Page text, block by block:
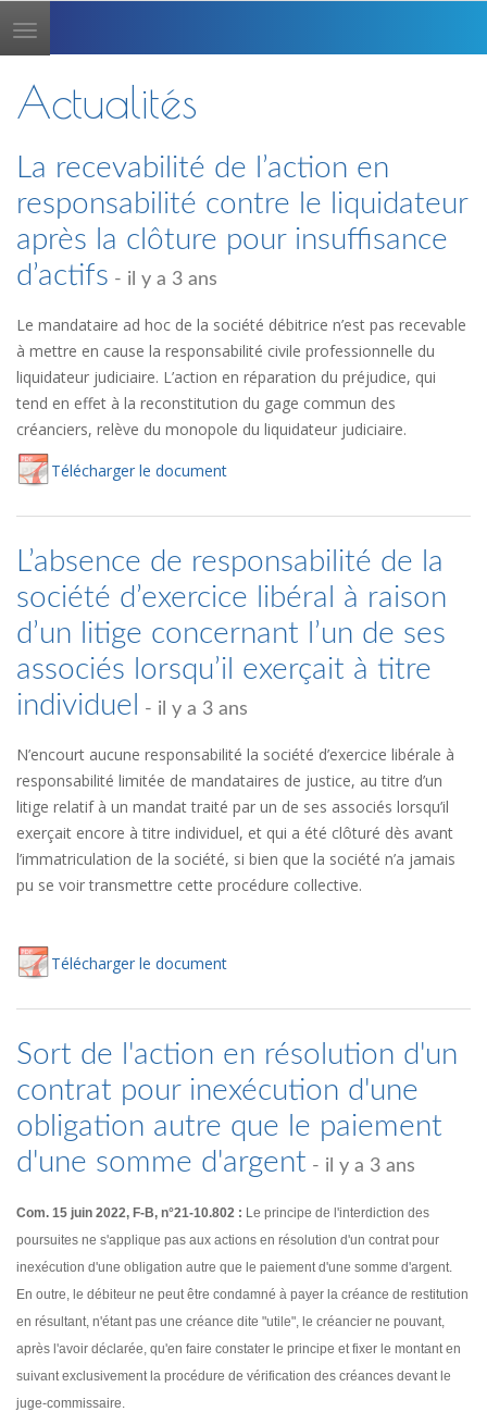
Toggle
navigation
Actualités
La recevabilité de l’action en
responsabilité contre le liquidateur
après la clôture pour insuffisance
d’actifs - il y a 3 ans
Le mandataire ad hoc de la société débitrice n’est pas recevable
à mettre en cause la responsabilité civile professionnelle du
liquidateur judiciaire. L’action en réparation du préjudice, qui
tend en effet à la reconstitution du gage commun des
créanciers, relève du monopole du liquidateur judiciaire.
Télécharger le document
L’absence de responsabilité de la
société d’exercice libéral à raison
d’un litige concernant l’un de ses
associés lorsqu’il exerçait à titre
individuel
- il y a 3 ans
N’encourt aucune responsabilité la société d’exercice libérale à
responsabilité limitée de mandataires de justice, au titre d’un
litige relatif à un mandat traité par un de ses associés lorsqu’il
exerçait encore à titre individuel, et qui a été clôturé dès avant
l’immatriculation de la société, si bien que la société n’a jamais
pu se voir transmettre cette procédure collective.
Télécharger le document
Sort de l'action en résolution d'un
contrat pour inexécution d'une
obligation autre que le paiement
d'une somme d'argent - il y a 3 ans
Com. 15 juin 2022, F-B, n°21-10.802 : Le principe de l'interdiction des
poursuites ne s'applique pas aux actions en résolution d'un contrat pour
inexécution d'une obligation autre que le paiement d'une somme d'argent.
En outre, le débiteur ne peut être condamné à payer la créance de restitution
en résultant, n'étant pas une créance dite "utile", le créancier ne pouvant,
après l'avoir déclarée, qu'en faire constater le principe et fixer le montant en
suivant exclusivement la procédure de vérification des créances devant le
juge-commissaire.